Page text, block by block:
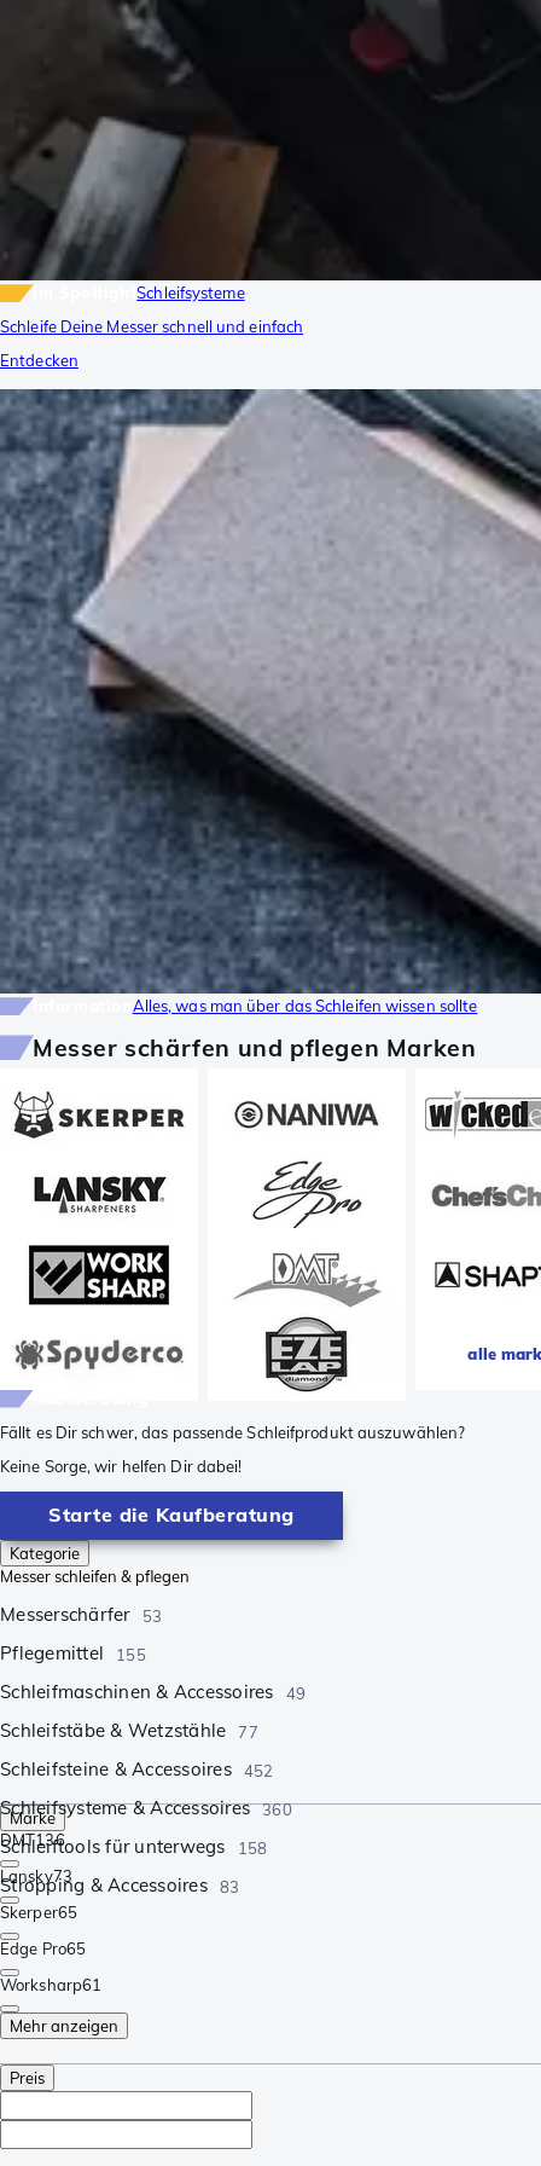
Im SpotlightSchleifsysteme
Schleife Deine Messer schnell und einfach
Entdecken
Alles, was man über das Schleifen wissen sollte
Messer schärfen und pflegen Marken
alle
Kaufberatung
Fällt es Dir schwer, das passende Schleifprodukt auszuwählen?
Keine Sorge, wir helfen Dir dabei!
Starte die Kaufberatung
Kategorie
Messer schleifen & pflegen
Messerschärfer 53
Pflegemittel 155
Schleifmaschinen & Accessoires 49
Schleifstäbe & Wetzstähle 77
Schleifsteine & Accessoires 452
Schleifsysteme & Accessoires 360
Schleiftools für unterwegs 158
Stropping & Accessoires 83
Marke
DMT136
Lansky73
Skerper65
Edge Pro65
Worksharp61
Mehr anzeigen
Preis